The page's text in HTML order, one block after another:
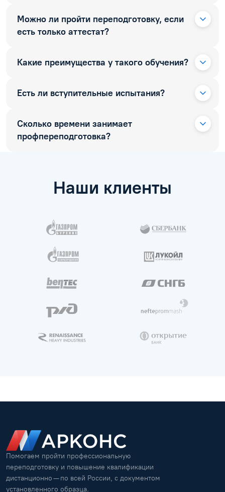
Можно ли пройти переподготовку, если
есть только аттестат?
Какие преимущества у такого обучения?
Есть ли вступительные испытания?
Сколько времени занимает
профпереподготовка?
Наши клиенты
Помогаем пройти профессиональную
переподготовку и повышение квалификации
дистанционно — по всей России, с документом
установленного образца.